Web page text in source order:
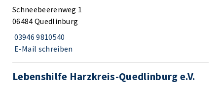
Schneebeerenweg 1
06484 Quedlinburg
03946 9810540
E-Mail schreiben
Lebenshilfe Harzkreis-Quedlinburg e.V.